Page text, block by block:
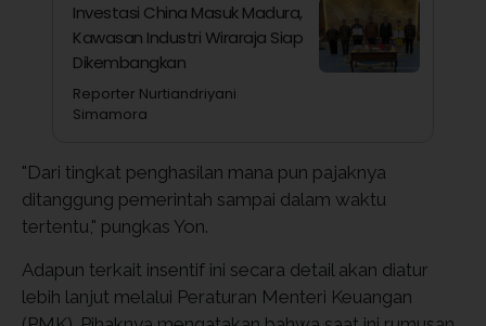
Investasi China Masuk Madura,
Kawasan Industri Wiraraja Siap
Dikembangkan
Reporter Nurtiandriyani
Simamora
"Dari tingkat penghasilan mana pun pajaknya
ditanggung pemerintah sampai dalam waktu
tertentu," pungkas Yon.
Adapun terkait insentif ini secara detail akan diatur
lebih lanjut melalui Peraturan Menteri Keuangan